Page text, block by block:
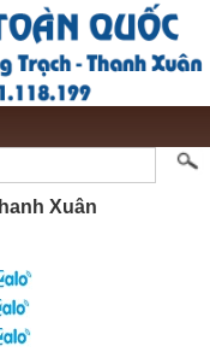
Xuân